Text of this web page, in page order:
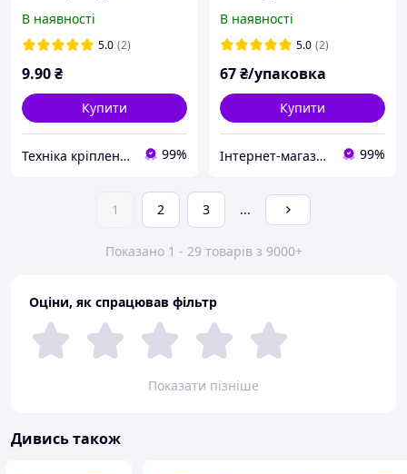
шестигранником без
покриття
В наявності
5.0 (2)
9.90₴
Купити
Техніка кріплення "Метрекс Київ" 99%
(уп.100шт)
В наявності
5.0 (2)
67₴/упаковка
Купити
Інтернет-магазин "Будівельне кріплення" 99%
1 2 3 ...
Показано 1 - 29 товарів з 9000+
Оціни, як спрацював фільтр
Показати пізніше
Дивись також